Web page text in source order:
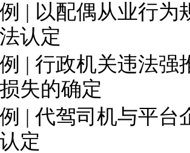
| 以配偶从业行为
认定
| 行政机关违法强
失的确定
| 代驾司机与平台
定